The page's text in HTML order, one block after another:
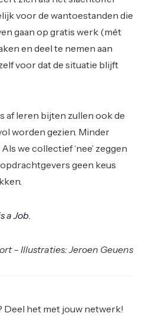
voor de wantoestanden die
gaan op gratis werk (mét
en deel te nemen aan
voor dat de situatie blijft
af leren bijten zullen ook de
worden gezien. Minder
we collectief ‘nee’ zeggen
geen keus
a Job
– Illustraties: Jeroen Geuens
Deel het met jouw netwerk!